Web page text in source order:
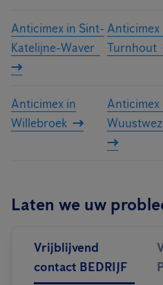
Anticimex in Sint-
Katelijne-Waver
Anticimex
Turnhout
Anticimex in
Willebroek
Anticimex
Laten we uw
Vrijblijvend
contact BEDRIJF